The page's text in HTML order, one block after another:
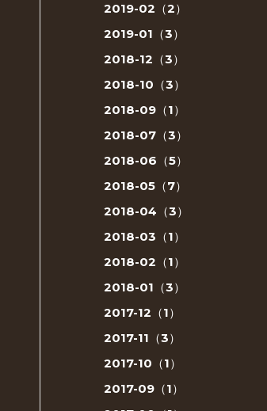
2019-02（2）
2019-01（3）
2018-12（3）
2018-10（3）
2018-09（1）
2018-07（3）
2018-06（5）
2018-05（7）
2018-04（3）
2018-03（1）
2018-02（1）
2018-01（3）
2017-12（1）
2017-11（3）
2017-10（1）
2017-09（1）